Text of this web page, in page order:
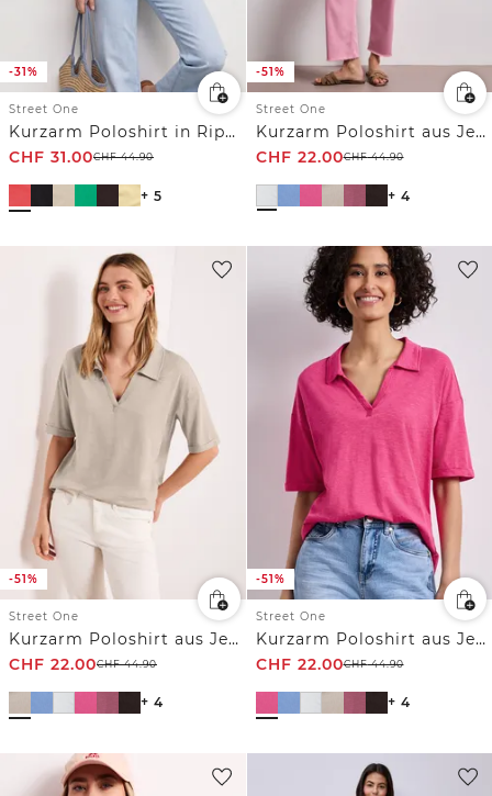
-31%
Street One
Kurzarm Poloshirt in Rippstruktur
CHF 31.00CHF44.90
+ 5
-51%
Street One
Kurzarm Poloshirt aus Jersey
CHF 22.00CHF44.90
+ 4
-51%
Street One
Kurzarm Poloshirt aus Jersey
CHF 22.00CHF44.90
+ 4
-51%
Street One
Kurzarm Poloshirt aus Jersey
CHF 22.00CHF44.90
+ 4